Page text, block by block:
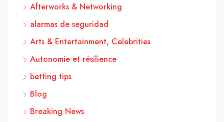
Afterworks & Networking
alarmas de seguridad
Arts & Entertainment, Celebrities
Autonomie et résilience
betting tips
Blog
Breaking News